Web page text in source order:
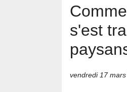
s'est
vendredi 17